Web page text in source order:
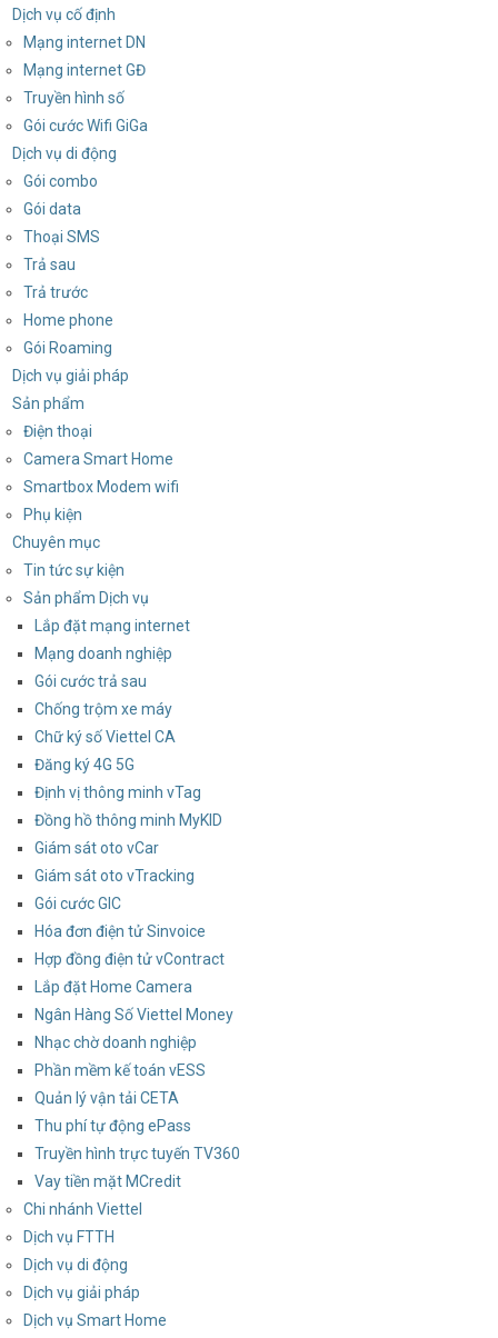
Dịch vụ cố định
Mạng internet DN
Mạng internet GĐ
Truyền hình số
Gói cước Wifi GiGa
Dịch vụ di động
Gói combo
Gói data
Thoại SMS
Trả sau
Trả trước
Home phone
Gói Roaming
Dịch vụ giải pháp
Sản phẩm
Điện thoại
Camera Smart Home
Smartbox Modem wifi
Phụ kiện
Chuyên mục
Tin tức sự kiện
Sản phẩm Dịch vụ
Lắp đặt mạng internet
Mạng doanh nghiệp
Gói cước trả sau
Chống trộm xe máy
Chữ ký số Viettel CA
Đăng ký 4G 5G
Định vị thông minh vTag
Đồng hồ thông minh MyKID
Giám sát oto vCar
Giám sát oto vTracking
Gói cước GIC
Hóa đơn điện tử Sinvoice
Hợp đồng điện tử vContract
Lắp đặt Home Camera
Ngân Hàng Số Viettel Money
Nhạc chờ doanh nghiệp
Phần mềm kế toán vESS
Quản lý vận tải CETA
Thu phí tự động ePass
Truyền hình trực tuyến TV360
Vay tiền mặt MCredit
Chi nhánh Viettel
Dịch vụ FTTH
Dịch vụ di động
Dịch vụ giải pháp
Dịch vụ Smart Home